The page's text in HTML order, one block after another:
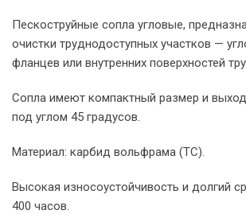
Пескоструйные сопла угловые,
очистки труднодоступных участков —
фланцев или внутренних поверхностей
Сопла имеют компактный размер и выход
под углом 45 градусов.
Материал: карбид вольфрама (TC).
Высокая износоустойчивость и долгий
400 часов.